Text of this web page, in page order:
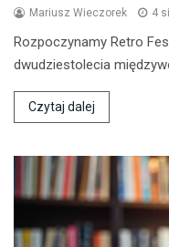
Mariusz Wieczorek 4
Rozpoczynamy Retro
dwudziestolecia
Czytaj dalej